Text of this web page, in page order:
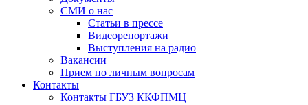
СМИ о нас
Статьи в прессе
Видеорепортажи
Выступления на радио
Вакансии
Прием по личным вопросам
Контакты
Контакты ГБУЗ ККФПМЦ